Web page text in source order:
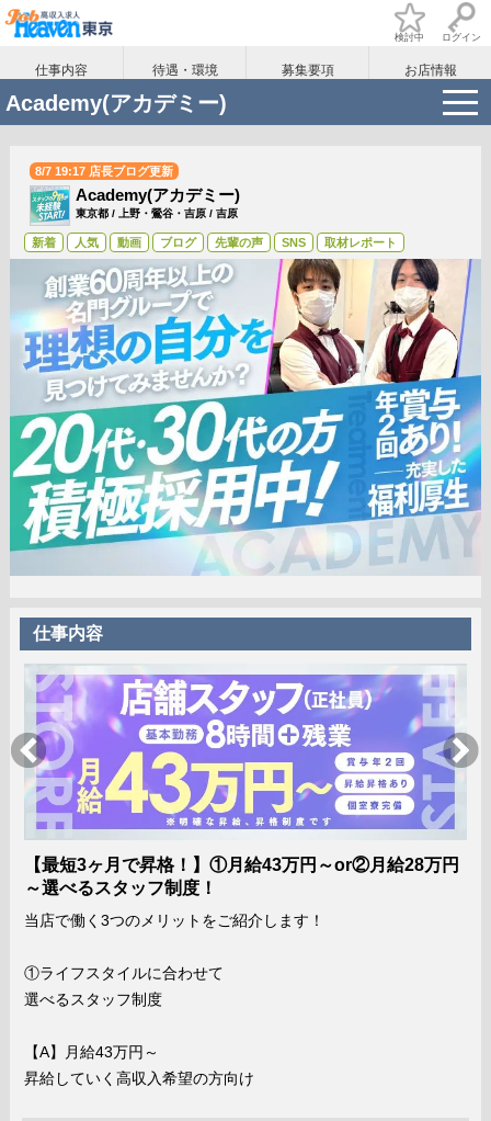
検討中 ログイン
全国 東京 東京都 上野・鶯谷・吉原
Academy(アカデミー)
仕事内容 待遇・環境 募集要項 お店情報
t
o
g
g
a
o
n
8/7 19:17 店長ブログ更新
Academy(アカデミー)
東京都/ 上野・鶯谷・吉原/ 吉原
新着 人気 動画 ブログ 先輩の声 SNS 取材レポート
仕事内容
【最短3ヶ月で昇格！】①月給43万円～or②月給28万円
～選べるスタッフ制度！
当店で働く3つのメリットをご紹介します！
①ライフスタイルに合わせて
選べるスタッフ制度
【A】月給43万円～
昇給していく高収入希望の方向け